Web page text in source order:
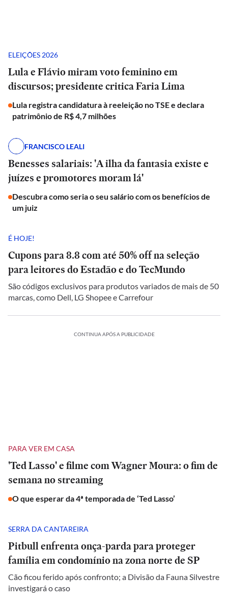
ELEIÇÕES 2026
Lula e Flávio miram voto feminino em
discursos; presidente critica Faria Lima
Lula registra candidatura à reeleição no TSE e declara
patrimônio de R$ 4,7 milhões
FRANCISCO LEALI
Benesses salariais: 'A ilha da fantasia existe e
juízes e promotores moram lá'
Descubra como seria o seu salário com os benefícios de
um juiz
É HOJE!
Cupons para 8.8 com até 50% off na seleção
para leitores do Estadão e do TecMundo
São códigos exclusivos para produtos variados de mais de 50
marcas, como Dell, LG Shopee e Carrefour
CONTINUA APÓS A PUBLICIDADE
PARA VER EM CASA
'Ted Lasso' e filme com Wagner Moura: o fim de
semana no streaming
O que esperar da 4ª temporada de ‘Ted Lasso’
SERRA DA CANTAREIRA
Pitbull enfrenta onça-parda para proteger
família em condomínio na zona norte de SP
Cão ficou ferido após confronto; a Divisão da Fauna Silvestre
investigará o caso